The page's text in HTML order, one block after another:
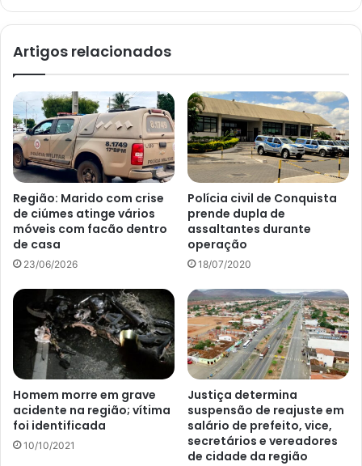
Artigos relacionados
Região: Marido com crise
de ciúmes atinge vários
móveis com facão dentro
de casa
23/06/2026
Polícia civil de Conquista
prende dupla de
assaltantes durante
operação
18/07/2020
Homem morre em grave
acidente na região; vítima
foi identificada
10/10/2021
Justiça determina
suspensão de reajuste em
salário de prefeito, vice,
secretários e vereadores
de cidade da região